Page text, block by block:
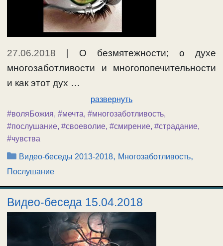
27.06.2018
О безмятежности; о духе
многозаботливости и многопопечительности
и как этот дух …
развернуть
#воляБожия, #мечта, #многозаботливость,
#послушание, #своеволие, #смирение, #страдание,
#чувства
Рубрики
Видео-беседы 2013-2018, Многозаботливость,
Послушание
Видео-беседа 15.04.2018